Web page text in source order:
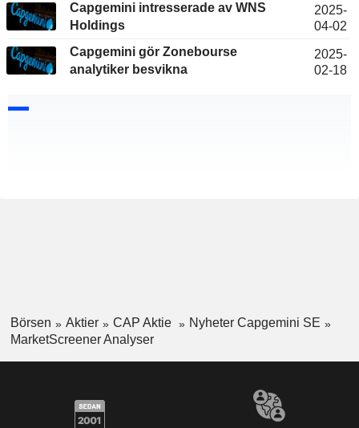
Capgemini intresserade av WNS
Holdings
2025-
04-02
Capgemini gör Zonebourse
analytiker besvikna
2025-
02-18
Börsen Aktier CAP Aktie
Nyheter Capgemini SE
MarketScreener Analyser